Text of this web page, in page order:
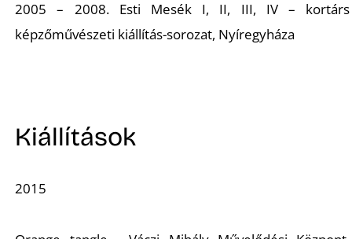
2005 – 2008. Esti Mesék I, II, III, IV – kortárs
képzőművészeti kiállítás-sorozat, Nyíregyháza
Kiállítások
2015